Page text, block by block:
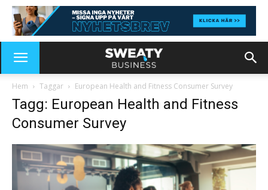
Hem Taggar European Health and Fitness Consumer Survey
Tagg: European Health and Fitness
Consumer Survey